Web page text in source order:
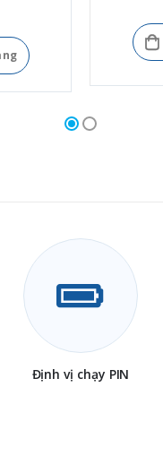
Định vị chạy PIN